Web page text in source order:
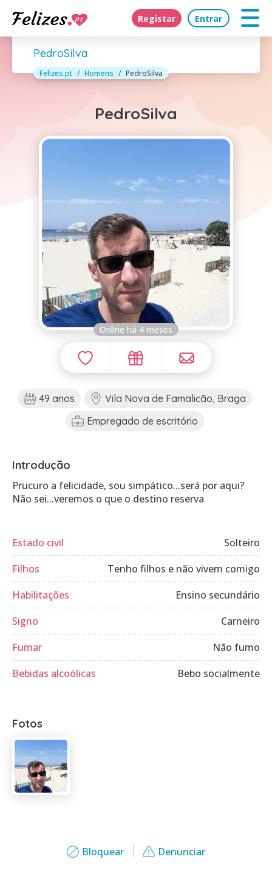
Registar Entrar
PedroSilva
Felizes.pt Homens PedroSilva
PedroSilva
Online há 4 meses
Bloquear Denunciar
49 anos
Vila Nova de Famalicão, Braga
Empregado de escritório
Introdução
Prucuro a felicidade, sou simpático...será por aqui?
Não sei...veremos o que o destino reserva
Estado civil
Solteiro
Filhos
Tenho filhos e não vivem comigo
Habilitações
Ensino secundário
Signo
Carneiro
Fumar
Não fumo
Bebidas alcoólicas
Bebo socialmente
Fotos